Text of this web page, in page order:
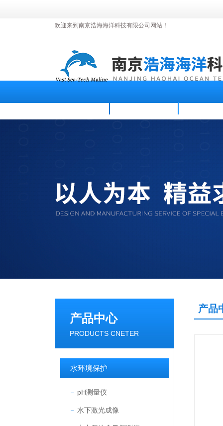
欢迎来到南京浩海海洋科技有限公司网站！
产品中心
PRODUCTS CNETER
水环境保护
pH测量仪
水下激光成像
产品